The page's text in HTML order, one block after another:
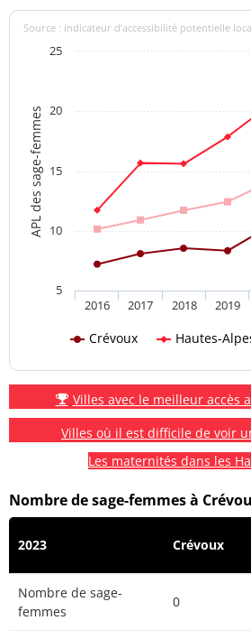
APL des sage-femmes
Source : indicateur d’accessibilité potentielle
Crévoux Hautes-
2016 2017 2018 2019
5
10
15
20
25
Villes avec le meilleur accès
Villes où il est difficile de voir
Les maternités dans les
Nombre de sage-femmes à
2023 Crévoux
Nombre de sage-
femmes
0